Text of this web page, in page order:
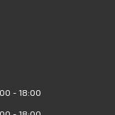
18:00